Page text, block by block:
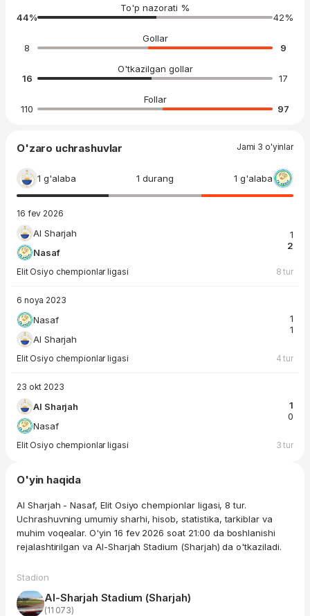
To'p nazorati %
44% 42%
Gollar
8
9
O'tkazilgan gollar
16
17
Follar
110
97
O'zaro uchrashuvlar Jami 3 o'yinlar
1 g'alaba 1 durang 1 g'alaba
16 fev 2026
Al Sharjah
Nasaf
1
2
Elit Osiyo chempionlar ligasi 8 tur
6 noya 2023
Nasaf
Al Sharjah
1
1
Elit Osiyo chempionlar ligasi 4 tur
23 okt 2023
Al Sharjah
Nasaf
1
0
Elit Osiyo chempionlar ligasi 3 tur
O'yin haqida
Al Sharjah - Nasaf, Elit Osiyo chempionlar ligasi, 8 tur.
Uchrashuvning umumiy sharhi, hisob, statistika, tarkiblar va
muhim voqealar. O'yin 16 fev 2026 soat 21:00 da boshlanishi
rejalashtirilgan va Al-Sharjah Stadium (Sharjah) da o'tkaziladi.
Stadion
Al-Sharjah Stadium (Sharjah)
(11 073)